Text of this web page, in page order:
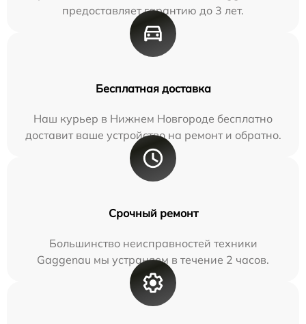
предоставляет гарантию до 3 лет.
Бесплатная доставка
Наш курьер в Нижнем Новгороде бесплатно
доставит ваше устройство на ремонт и обратно.
Срочный ремонт
Большинство неисправностей техники
Gaggenau мы устраняем в течение 2 часов.